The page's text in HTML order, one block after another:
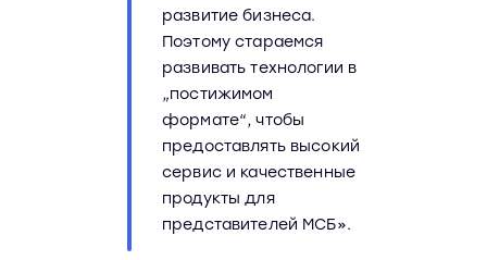
развитие бизнеса.
Поэтому стараемся
развивать технологии в
„постижимом
формате“, чтобы
предоставлять высокий
сервис и качественные
продукты для
представителей МСБ».